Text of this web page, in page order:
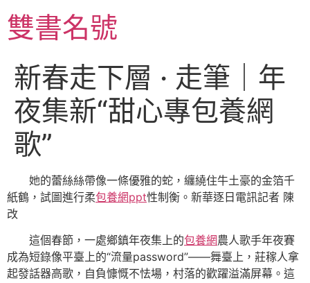
至
主雙書名號
新春走下層 · 走筆｜年
夜集新“甜心專包養網
歌”
她的蕾絲絲帶像一條優雅的蛇，纏繞住牛土豪的金箔千
紙鶴，試圖進行柔包養網ppt性制衡。 新華逐日電訊記者 陳
改
這個春節，一處鄉鎮年夜集上的包養網農人歌手年夜賽
成為短錄像平臺上的“流量password”——舞臺上，莊稼人拿
起發話器高歌，自負慷慨不怯場，村落的歡躍溢滿屏幕。這